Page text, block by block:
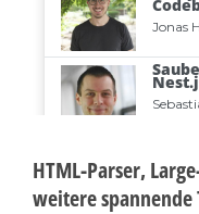
HTML-Parser,
weitere spannende